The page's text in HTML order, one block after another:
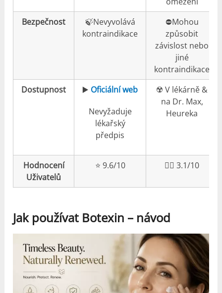
Bezpečnost
🍃Nevyvolává
kontraindikace
⛔️Mohou
způsobit
závislost nebo
jiné
kontraindikace
Dostupnost
▶️ Oficiální web
Nevyžaduje
lékařský
předpis
☢️ V lékárně &
na Dr. Max,
Heureka
Hodnocení
Uživatelů
⭐️ 9.6/10 👎🏼 3.1/10
Jak používat Botexin – návod